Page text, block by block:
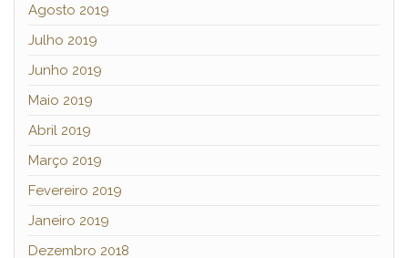
Agosto 2019
Julho 2019
Junho 2019
Maio 2019
Abril 2019
Março 2019
Fevereiro 2019
Janeiro 2019
Dezembro 2018